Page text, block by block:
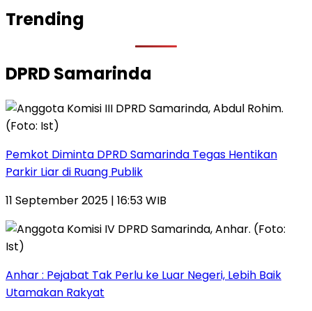
Trending
DPRD Samarinda
Pemkot Diminta DPRD Samarinda Tegas Hentikan
Parkir Liar di Ruang Publik
11 September 2025 | 16:53 WIB
Anhar : Pejabat Tak Perlu ke Luar Negeri, Lebih Baik
Utamakan Rakyat